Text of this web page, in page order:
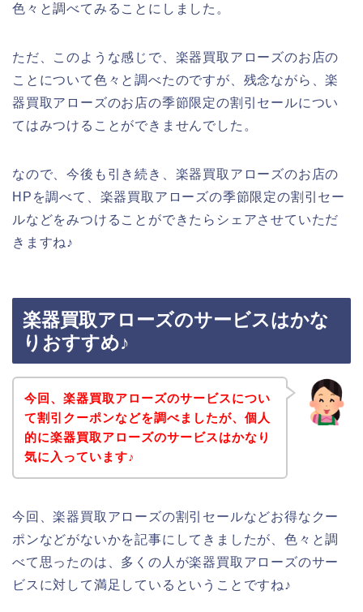
色々と調べてみることにしました。
ただ、このような感じで、楽器買取アローズのお店の
ことについて色々と調べたのですが、残念ながら、楽
器買取アローズのお店の季節限定の割引セールについ
てはみつけることができませんでした。
なので、今後も引き続き、楽器買取アローズのお店の
HPを調べて、楽器買取アローズの季節限定の割引セー
ルなどをみつけることができたらシェアさせていただ
きますね♪
楽器買取アローズのサービスはかな
りおすすめ♪
今回、楽器買取アローズのサービスについ
て割引クーポンなどを調べましたが、個人
的に楽器買取アローズのサービスはかなり
気に入っています♪
今回、楽器買取アローズの割引セールなどお得なクー
ポンなどがないかを記事にしてきましたが、色々と調
べて思ったのは、多くの人が楽器買取アローズのサー
ビスに対して満足しているということですね♪